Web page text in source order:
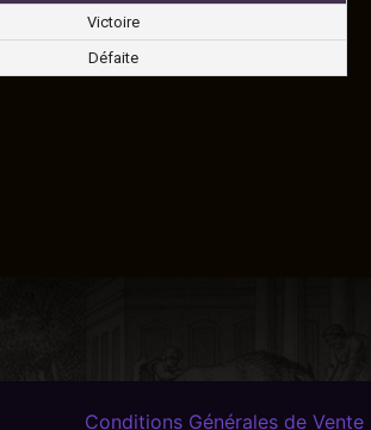
Victoire
Défaite
Conditions Générales de Vente